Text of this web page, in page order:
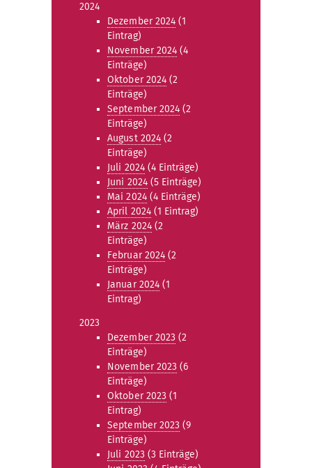
2024
Dezember 2024 (1
Eintrag)
November 2024 (4
Einträge)
Oktober 2024 (2
Einträge)
September 2024 (2
Einträge)
August 2024 (2
Einträge)
Juli 2024(4 Einträge)
Juni 2024(5 Einträge)
Mai 2024(4 Einträge)
April 2024 (1 Eintrag)
März 2024(2
Einträge)
Februar 2024 (2
Einträge)
Januar 2024 (1
Eintrag)
2023
Dezember 2023 (2
Einträge)
November 2023 (6
Einträge)
Oktober 2023 (1
Eintrag)
September 2023 (9
Einträge)
Juli 2023 (3 Einträge)